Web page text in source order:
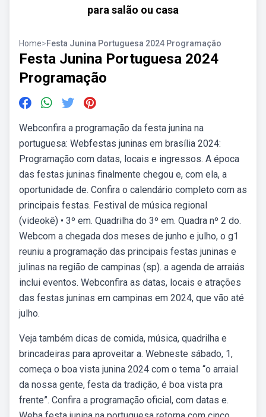
para salão ou casa
Home>Festa Junina Portuguesa 2024 Programação
Festa Junina Portuguesa 2024
Programação
Webconfira a programação da festa junina na
portuguesa: Webfestas juninas em brasília 2024:
Programação com datas, locais e ingressos. A época
das festas juninas finalmente chegou e, com ela, a
oportunidade de. Confira o calendário completo com as
principais festas. Festival de música regional
(videokê) • 3º em. Quadrilha do 3º em. Quadra nº 2 do.
Webcom a chegada dos meses de junho e julho, o g1
reuniu a programação das principais festas juninas e
julinas na região de campinas (sp). a agenda de arraiás
inclui eventos. Webconfira as datas, locais e atrações
das festas juninas em campinas em 2024, que vão até
julho.
Veja também dicas de comida, música, quadrilha e
brincadeiras para aproveitar a. Webneste sábado, 1,
começa o boa vista junina 2024 com o tema “o arraial
da nossa gente, festa da tradição, é boa vista pra
frente”. Confira a programação oficial, com datas e.